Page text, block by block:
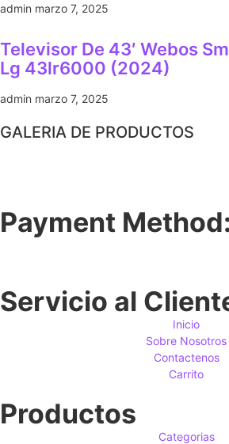
admin marzo 7, 2025
Televisor De 43′ Webos
Lg 43lr6000 (2024)
admin marzo 7, 2025
GALERIA DE PRODUCTOS
Payment Method:
Servicio al
Inicio
Sobre Nosotros
Contactenos
Carrito
Productos
Categorias